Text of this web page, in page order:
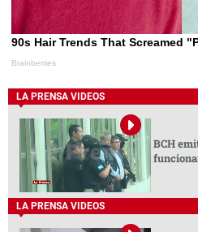
LA PRENSA VIDEOS
BCH
LA PRENSA VIDEOS